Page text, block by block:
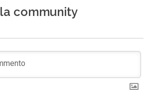
community